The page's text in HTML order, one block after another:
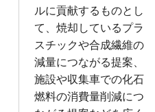
ルに貢献するものとし
て、焼却しているプラ
スチックや合成繊維の
減量につながる提案、
施設や収集車での化石
燃料の消費量削減につ